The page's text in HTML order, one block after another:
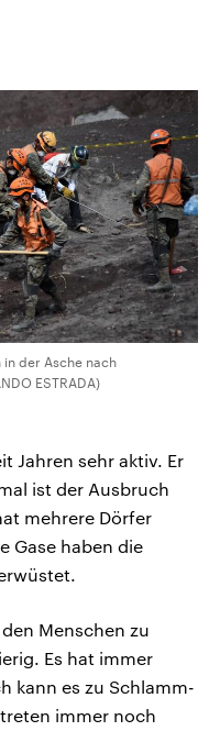
der Asche nach
ESTRADA)
Jahren sehr aktiv. Er
ist der Ausbruch
mehrere Dörfer
Gase haben die
Menschen zu
Es hat immer
kann es zu Schlamm-
immer noch